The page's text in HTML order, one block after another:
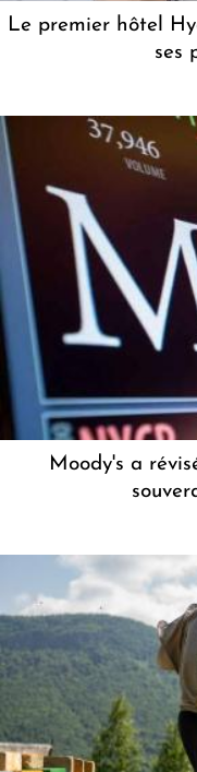
Le premier hôtel
ses
Moody's a